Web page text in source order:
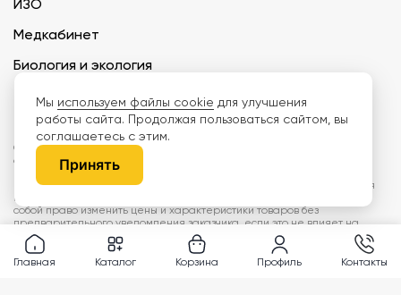
ИЗО
Медкабинет
Биология и экология
Технология
ООО «Дети наше будущее» ИНН 6671165273 ОГРН 1216600030250 КПП
667101001 БИК 046577674
Информация на сайте не является публичной офертой. Изображения
могут отличаться от поставляемых товаров. Поставщик оставляет за
собой право изменить цены и характеристики товаров без
предварительного уведомления заказчика, если это не влияет на
качество поставляемой продукции. Мы используем cookie, чтобы делать
сайт лучше. Пользуясь сайтом, вы соглашаетесь справилами
обработки персональных данных и политикой конфиденциальности.
Главная Каталог Корзина Профиль Контакты
Мы используем файлы cookie для улучшения
работы сайта. Продолжая пользоваться сайтом, вы
соглашаетесь с этим.
Принять